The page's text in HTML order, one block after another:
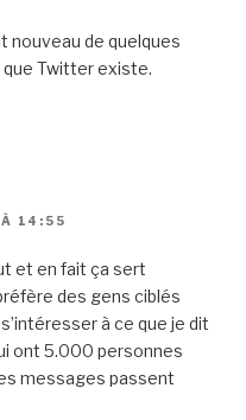
nouveau de quelques
que Twitter existe.
14:55
et en fait ça sert
des gens ciblés
à ce que je dit
ont 5.000 personnes
messages passent